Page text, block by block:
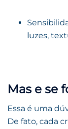
luzes,
Mas e se
Essa é uma
De fato, cada